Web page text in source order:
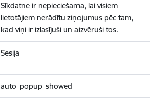
Sīkdatne ir nepieciešama, lai visiem
lietotājiem nerādītu ziņojumus pēc tam,
kad viņi ir izlasījuši un aizvēruši tos.
Sesija
auto_popup_showed